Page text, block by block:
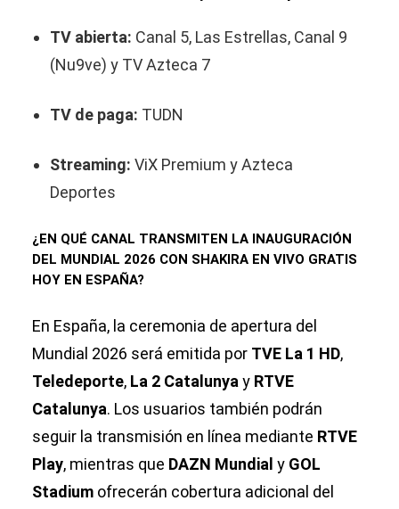
TV abierta: Canal 5, Las Estrellas, Canal 9
(Nu9ve) y TV Azteca 7
TV de paga: TUDN
Streaming: ViX Premium y Azteca
Deportes
¿EN QUÉ CANAL TRANSMITEN LA INAUGURACIÓN
DEL MUNDIAL 2026 CON SHAKIRA EN VIVO GRATIS
HOY EN ESPAÑA?
En España, la ceremonia de apertura del
Mundial 2026 será emitida por TVE La 1 HD,
Teledeporte, La 2 Catalunyay RTVE
Catalunya. Los usuarios también podrán
seguir la transmisión en línea mediante RTVE
Play, mientras que DAZN Mundial y GOL
Stadium ofrecerán cobertura adicional del